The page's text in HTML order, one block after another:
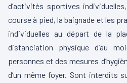
d’activités sportives
course à pied, la baignade et les
individuelles au départ de la
distanciation physique d’au
personnes et des mesures
d’un même foyer. Sont interdits